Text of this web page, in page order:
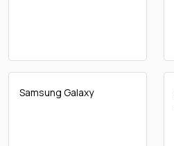
Samsung Galaxy